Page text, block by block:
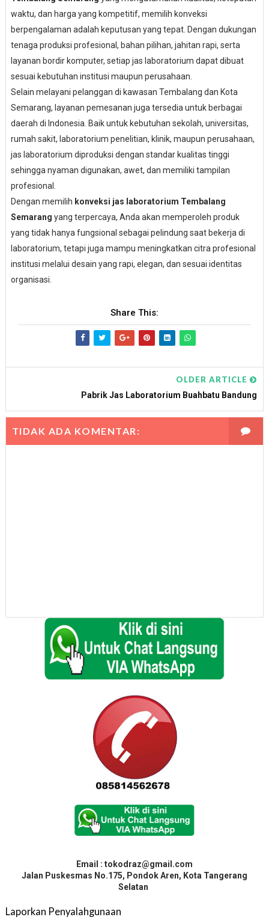
waktu, dan harga yang kompetitif, memilih konveksi
berpengalaman adalah keputusan yang tepat. Dengan dukungan
tenaga produksi profesional, bahan pilihan, jahitan rapi, serta
layanan bordir komputer, setiap jas laboratorium dapat dibuat
sesuai kebutuhan institusi maupun perusahaan.
Selain melayani pelanggan di kawasan Tembalang dan Kota
Semarang, layanan pemesanan juga tersedia untuk berbagai
daerah di Indonesia. Baik untuk kebutuhan sekolah, universitas,
rumah sakit, laboratorium penelitian, klinik, maupun perusahaan,
jas laboratorium diproduksi dengan standar kualitas tinggi
sehingga nyaman digunakan, awet, dan memiliki tampilan
profesional.
Dengan memilih konveksi jas laboratorium Tembalang
Semarang yang terpercaya, Anda akan memperoleh produk
yang tidak hanya fungsional sebagai pelindung saat bekerja di
laboratorium, tetapi juga mampu meningkatkan citra profesional
institusi melalui desain yang rapi, elegan, dan sesuai identitas
organisasi.
Share This:
OLDER ARTICLE
Pabrik Jas Laboratorium Buahbatu Bandung
TIDAK ADA KOMENTAR:
Email : tokodraz@gmail.com
Jalan Puskesmas No.175, Pondok Aren, Kota Tangerang
Selatan
Laporkan Penyalahgunaan